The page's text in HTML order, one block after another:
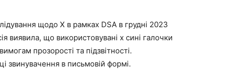
щодо X в рамках DSA в грудні 2023
виявила, що використовувані x сині галочки
прозорості та підзвітності.
звинувачення в письмовій формі.